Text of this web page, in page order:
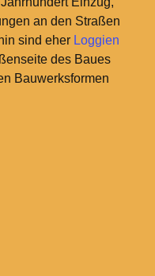
an den Straßen
sind eher Loggien
des Baues
Bauwerksformen